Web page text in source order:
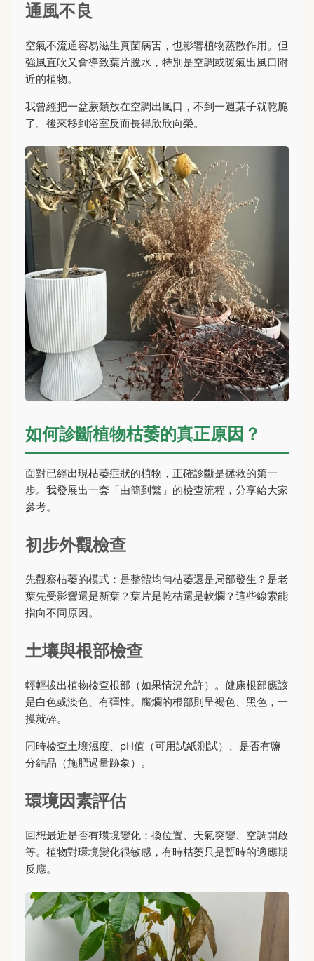
通風不良
空氣不流通容易滋生真菌病害，也影響植物蒸散作用。但
強風直吹又會導致葉片脫水，特別是空調或暖氣出風口附
近的植物。
我曾經把一盆蕨類放在空調出風口，不到一週葉子就乾脆
了。後來移到浴室反而長得欣欣向榮。
如何診斷植物枯萎的真正原因？
面對已經出現枯萎症狀的植物，正確診斷是拯救的第一
步。我發展出一套「由簡到繁」的檢查流程，分享給大家
參考。
初步外觀檢查
先觀察枯萎的模式：是整體均勻枯萎還是局部發生？是老
葉先受影響還是新葉？葉片是乾枯還是軟爛？這些線索能
指向不同原因。
土壤與根部檢查
輕輕拔出植物檢查根部（如果情況允許）。健康根部應該
是白色或淡色、有彈性。腐爛的根部則呈褐色、黑色，一
摸就碎。
同時檢查土壤濕度、pH值（可用試紙測試）、是否有鹽
分結晶（施肥過量跡象）。
環境因素評估
回想最近是否有環境變化：換位置、天氣突變、空調開啟
等。植物對環境變化很敏感，有時枯萎只是暫時的適應期
反應。